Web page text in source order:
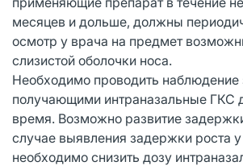
месяцев и дольше, должны
осмотр у врача на предмет
слизистой оболочки носа.
Необходимо проводить наблюдение
получающими интраназальные ГКС
время. Возможно развитие
случае выявления задержки роста
необходимо снизить дозу